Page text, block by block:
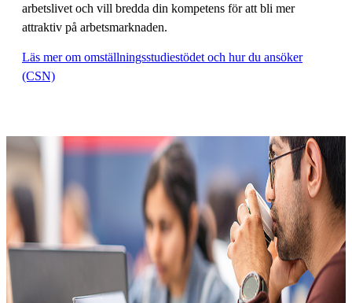
arbetslivet och vill bredda din kompetens för att bli mer
attraktiv på arbetsmarknaden.
Läs mer om omställningsstudiestödet och hur du ansöker
(CSN)